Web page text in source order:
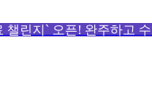
챌린지` 오픈! 완주하고